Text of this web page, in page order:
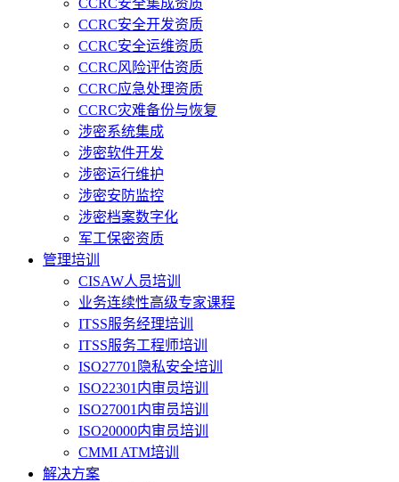
CCRC安全集成资质
CCRC安全开发资质
CCRC安全运维资质
CCRC风险评估资质
CCRC应急处理资质
CCRC灾难备份与恢复
涉密系统集成
涉密软件开发
涉密运行维护
涉密安防监控
涉密档案数字化
军工保密资质
管理培训
CISAW人员培训
业务连续性高级专家课程
ITSS服务经理培训
ITSS服务工程师培训
ISO27701隐私安全培训
ISO22301内审员培训
ISO27001内审员培训
ISO20000内审员培训
CMMI ATM培训
解决方案